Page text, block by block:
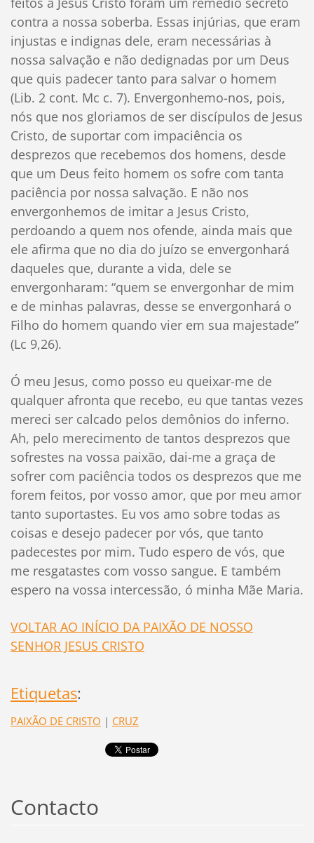
contra a nossa soberba. Essas injúrias, que eram
injustas e indignas dele, eram necessárias à
nossa salvação e não dedignadas por um Deus
que quis padecer tanto para salvar o homem
(Lib. 2 cont. Mc c. 7). Envergonhemo-nos, pois,
nós que nos gloriamos de ser discípulos de Jesus
Cristo, de suportar com impaciência os
desprezos que recebemos dos homens, desde
que um Deus feito homem os sofre com tanta
paciência por nossa salvação. E não nos
envergonhemos de imitar a Jesus Cristo,
perdoando a quem nos ofende, ainda mais que
ele afirma que no dia do juízo se envergonhará
daqueles que, durante a vida, dele se
envergonharam: “quem se envergonhar de mim
e de minhas palavras, desse se envergonhará o
Filho do homem quando vier em sua majestade”
(Lc 9,26).
Ó meu Jesus, como posso eu queixar-me de
qualquer afronta que recebo, eu que tantas vezes
mereci ser calcado pelos demônios do inferno.
Ah, pelo merecimento de tantos desprezos que
sofrestes na vossa paixão, dai-me a graça de
sofrer com paciência todos os desprezos que me
forem feitos, por vosso amor, que por meu amor
tanto suportastes. Eu vos amo sobre todas as
coisas e desejo padecer por vós, que tanto
padecestes por mim. Tudo espero de vós, que
me resgatastes com vosso sangue. E também
espero na vossa intercessão, ó minha Mãe Maria.
VOLTAR AO INÍCIO DA PAIXÃO DE NOSSO
SENHOR JESUS CRISTO
Etiquetas:
PAIXÃO DE CRISTO | CRUZ
Contacto